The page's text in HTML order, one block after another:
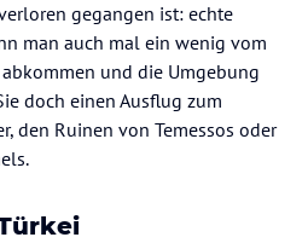
gegangen ist: echte
man auch mal ein wenig vom
und die Umgebung
doch einen Ausflug zum
den Ruinen von Temessos oder